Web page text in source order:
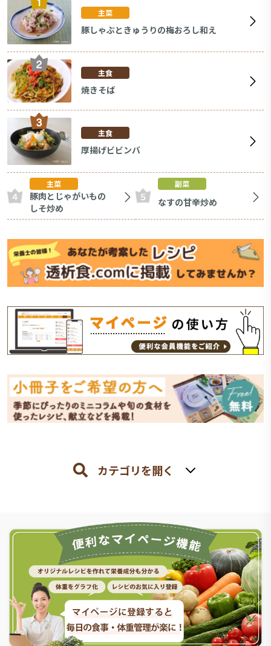
主菜
豚しゃぶときゅうりの梅おろし和え
主食
焼きそば
主食
厚揚げビビンバ
主菜
豚肉とじゃがいもの
しそ炒め
副菜
なすの甘辛炒め
カテゴリを開く